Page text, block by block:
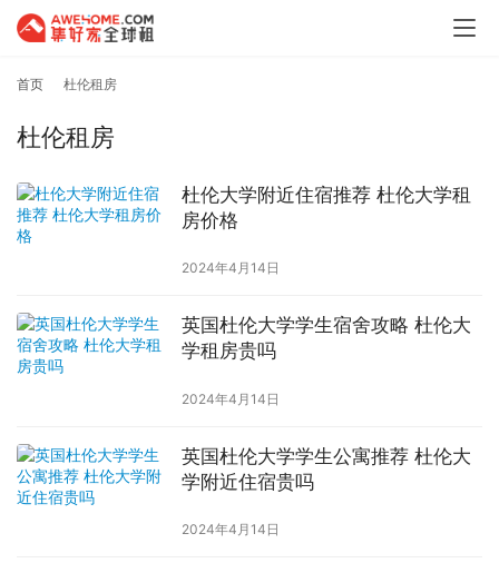
首页 杜伦租房
杜伦租房
杜伦大学附近住宿推荐 杜伦大学租
房价格
2024年4月14日
英国杜伦大学学生宿舍攻略 杜伦大
学租房贵吗
2024年4月14日
英国杜伦大学学生公寓推荐 杜伦大
学附近住宿贵吗
2024年4月14日